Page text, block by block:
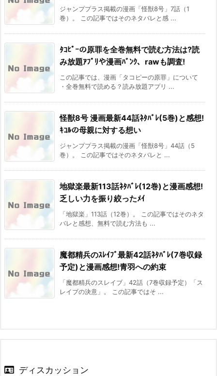
ジャンププラス掲載の漫画「怪獣8号」7話（1
巻）。 この記事ではそのネタバレと感 ...
ﾀｺﾋﾟｰの原罪を全巻無料で読む方法は?読
み放題ｱﾌﾟﾘや漫画ﾊﾞﾝｸ、rawも調査!
この記事では、漫画「タコピーの原罪」について
・全巻無料で読める？読み放題アプリ ...
怪獣8号 漫画最新44話ﾈﾀﾊﾞﾚ(5巻)と感想!
ｷｺﾙの母親に対する想い
ジャンププラス掲載の漫画「怪獣8号」44話（5
巻）。 この記事ではそのネタバレと ...
地獄楽最新113話ﾈﾀﾊﾞﾚ(12巻)と漫画感想!
乏しい力を振り絞ったﾒｲ
「地獄楽」113話（12巻）。 この記事ではそのネタ
バレと感想、無料で読む方法も ...
魔都精兵のｽﾚｲﾌﾞ最新42話ﾈﾀﾊﾞﾚ(7巻収録
予定)と漫画感想!青羽への約束
「魔都精兵のスレイブ」42話（7巻収録予定）「ス
レイブの決意」。 この記事ではそ ...
ディスカッション